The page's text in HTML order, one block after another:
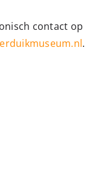
contact op
.